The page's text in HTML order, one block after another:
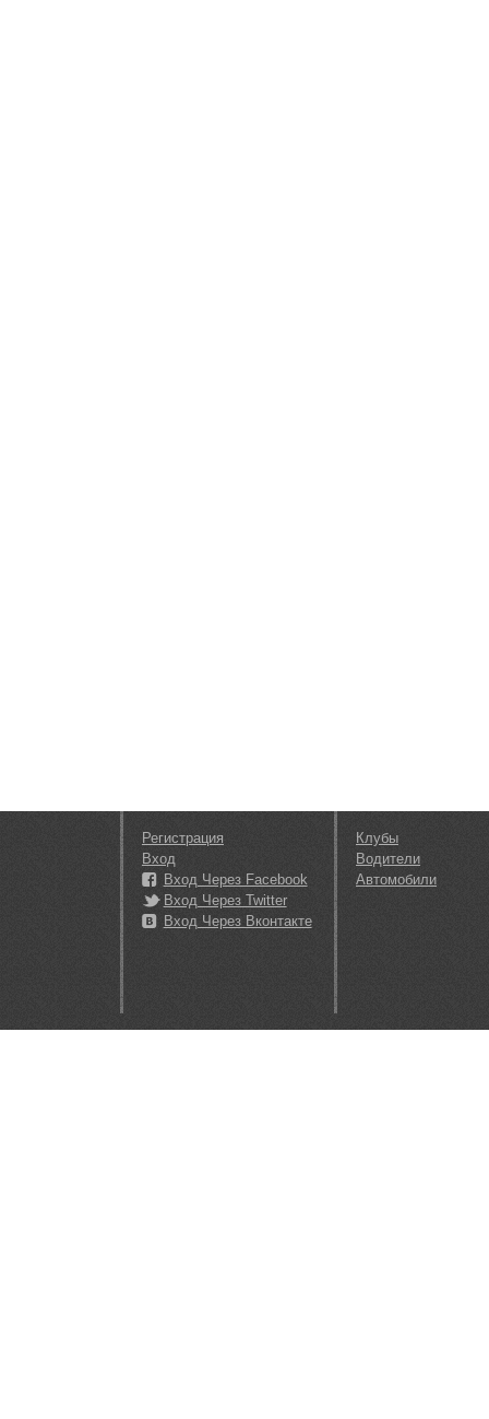
Регистрация
Вход
Вход Через Facebook
Вход Через Twitter
Вход Через Вконтакте
Клубы
Водители
Автомобили